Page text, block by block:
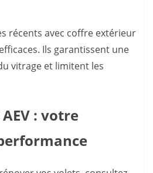
récents avec coffre extérieur
Ils garantissent une
vitrage et limitent les
: votre